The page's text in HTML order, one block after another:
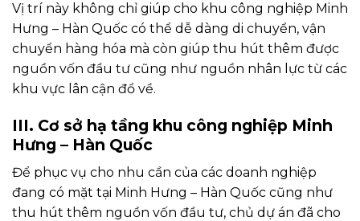
Vị trí này không chỉ giúp cho khu công nghiệp Minh
Hưng – Hàn Quốc có thể dễ dàng di chuyển, vận
chuyển hàng hóa mà còn giúp thu hút thêm được
nguồn vốn đầu tư cũng như nguồn nhân lực từ các
khu vực lân cận đổ về.
III. Cơ sở hạ tầng khu công nghiệp Minh
Hưng – Hàn Quốc
Để phục vụ cho nhu cần của các doanh nghiệp
đang có mặt tại Minh Hưng – Hàn Quốc cũng như
thu hút thêm nguồn vốn đầu tư, chủ dự án đã cho